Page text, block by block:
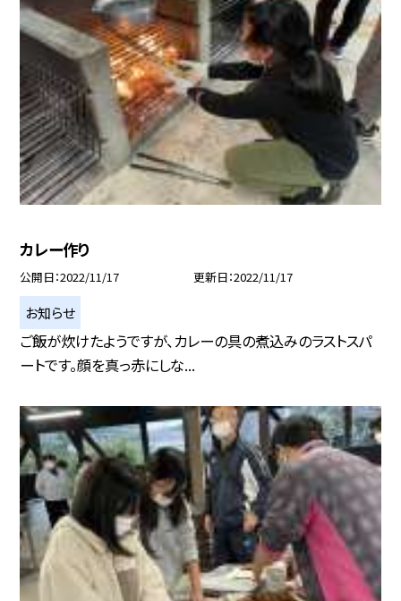
カレー作り
公開日 2022/11/17 更新日 2022/11/17
お知らせ
ご飯が炊けたようですが、カレーの具の煮込みのラストスパ
ートです。顔を真っ赤にしな...